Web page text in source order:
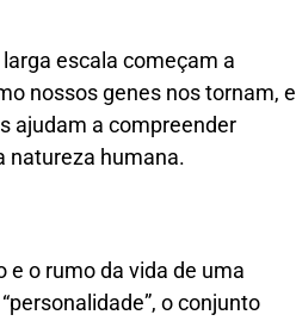
escala começam a
nossos genes nos tornam, e
ajudam a compreender
natureza humana.
o rumo da vida de uma
o conjunto